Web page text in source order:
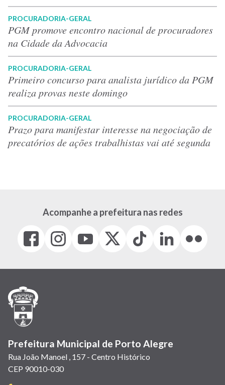
PROCURADORIA-GERAL
PGM promove encontro nacional de procuradores
na Cidade da Advocacia
PROCURADORIA-GERAL
Primeiro concurso para analista jurídico da PGM
realiza provas neste domingo
PROCURADORIA-GERAL
Prazo para manifestar interesse na negociação de
precatórios de ações trabalhistas vai até segunda
Acompanhe a prefeitura nas redes
Facebook
(link
em
janela)
Instagram
(link
em
(link
em
(Antigo
(link
Tiktok
(link
em
LinkedIn
(link
em
(link
em
Prefeitura Municipal de Porto Alegre
Rua João Manoel , 157 - Centro Histórico
CEP 90010-030